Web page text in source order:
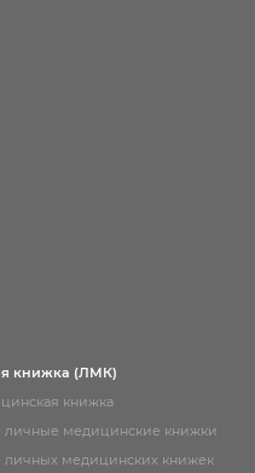
книжка (ЛМК)
книжка
личные медицинские книжки
медицинских книжек